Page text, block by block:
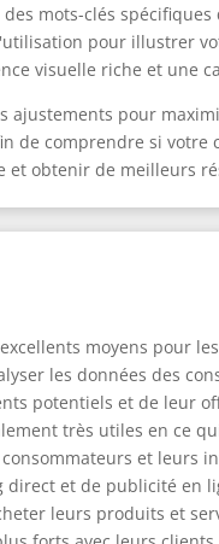
mots-clés
pour illustrer
visuelle riche et une
pour
de comprendre si votre
et obtenir de meilleurs
moyens pour
les données des
potentiels et de leur
très utiles en ce
et leurs
et de publicité en
leurs produits et